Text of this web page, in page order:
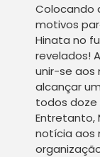
Colocando
motivos
Hinata no
revelados!
unir-se aos
alcançar
todos doze
Entretanto,
notícia aos